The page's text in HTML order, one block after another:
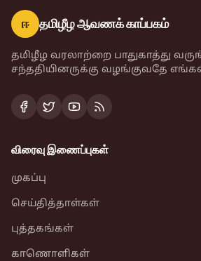
ஈ தமிழீழ ஆவணக் காப்பகம்
தமிழீழ வரலாற்றை பாதுகாத்து
சந்ததியினருக்கு வழங்குவதே
விரைவு இணைப்புகள்
முகப்பு
செய்தித்தாள்கள்
புத்தகங்கள்
காணொளிகள்